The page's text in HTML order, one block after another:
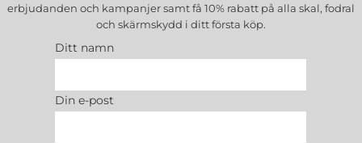
erbjudanden och kampanjer samt få 10% rabatt på alla skal, fodral
och skärmskydd i ditt första köp.
Ditt namn
Din e-post